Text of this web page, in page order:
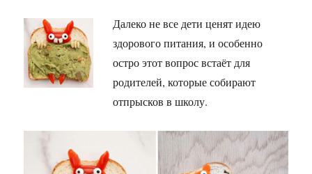
Далеко не все дети ценят идею
здорового питания, и особенно
остро этот вопрос встаёт для
родителей, которые собирают
отпрысков в школу.